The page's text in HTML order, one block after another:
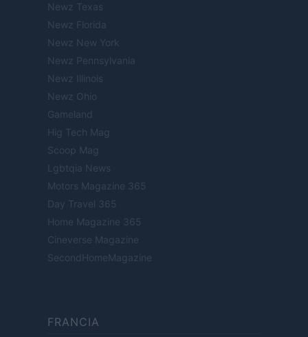
Newz Texas
Newz Florida
Newz New York
Newz Pennsylvania
Newz Illinois
Newz Ohio
Gameland
Hig Tech Mag
Scoop Mag
Lgbtqia News
Motors Magazine 365
Day Travel 365
Home Magazine 365
Cineverse Magazine
SecondHomeMagazine
FRANCIA